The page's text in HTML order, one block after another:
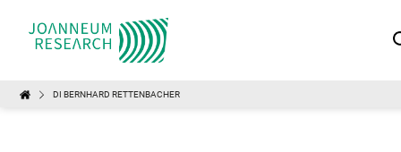
DI BERNHARD RETTENBACHER